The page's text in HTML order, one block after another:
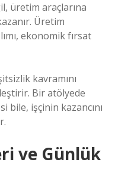
üretim araçlarına
Üretim
ekonomik fırsat
kavramını
Bir atölyede
bile, işçinin kazancını
ve Günlük